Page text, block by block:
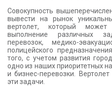
Совокупность
вывести на рынок
вертолет, который
выполнение различных
перевозок, медико-
полицейского
того, с учетом развития
одно из наших приоритетных
и бизнес-перевозки.
эти задачи.